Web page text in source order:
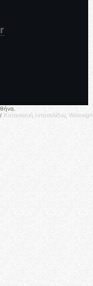
Κατασκευή Ιστοσελίδας